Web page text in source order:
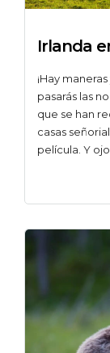
Irlanda
¡Hay
pasarás las
que se han
casas
película. Y